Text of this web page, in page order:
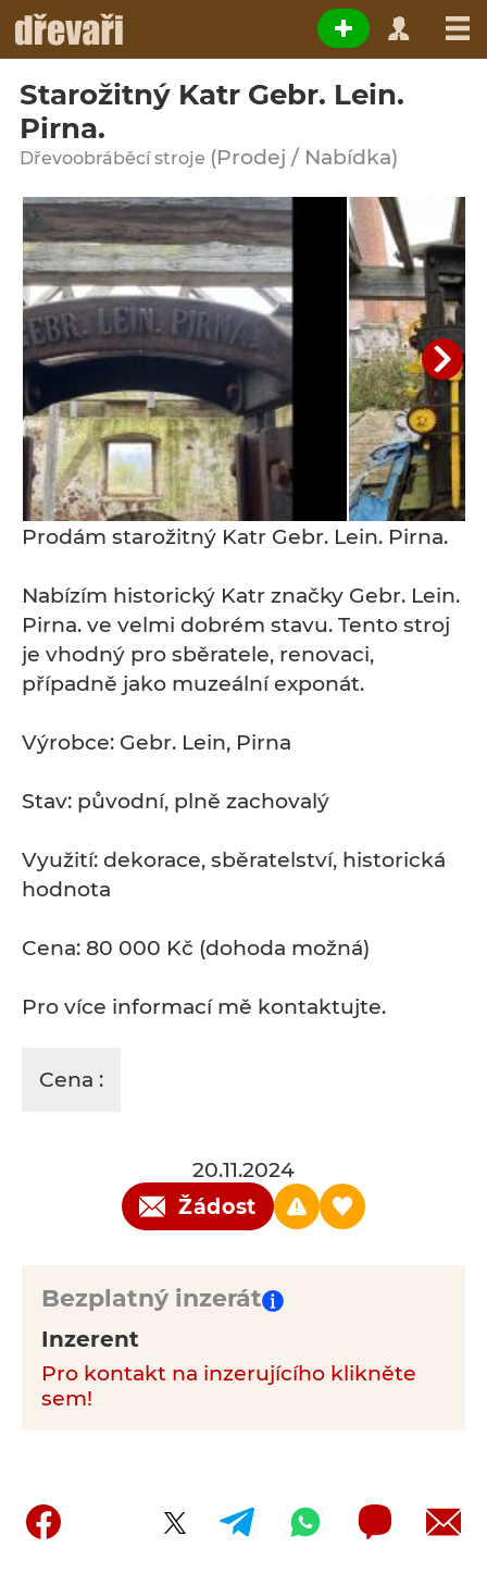
Starožitný Katr Gebr. Lein.
Pirna.
Dřevoobráběcí stroje (Prodej / Nabídka)
Prodám starožitný Katr Gebr. Lein. Pirna.
Nabízím historický Katr značky Gebr. Lein.
Pirna. ve velmi dobrém stavu. Tento stroj
je vhodný pro sběratele, renovaci,
případně jako muzeální exponát.
Výrobce: Gebr. Lein, Pirna
Stav: původní, plně zachovalý
Využití: dekorace, sběratelství, historická
hodnota
Cena: 80 000 Kč (dohoda možná)
Pro více informací mě kontaktujte.
Cena :
20.11.2024
Žádost
Bezplatný inzerát
Inzerent
Pro kontakt na inzerujícího klikněte
sem!